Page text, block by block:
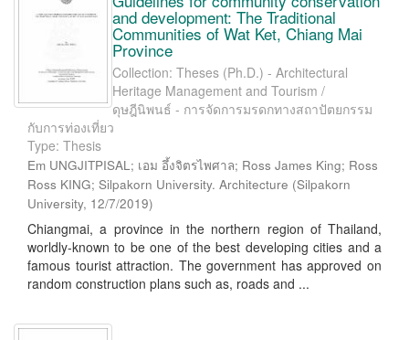
and development: The Traditional
Communities of Wat Ket, Chiang Mai
Province
Collection: Theses (Ph.D.) - Architectural
Heritage Management and Tourism /
ดุษฎีนิพนธ์ - การจัดการมรดกทางสถาปัตยกรรม
กับการท่องเที่ยว
Type: Thesis
Em UNGJITPISAL; เอม อึ้งจิตรไพศาล; Ross James King; Ross
Ross KING; Silpakorn University. Architecture (Silpakorn
University, 12/7/2019)
Chiangmai, a province in the northern region of Thailand,
worldly-known to be one of the best developing cities and a
famous tourist attraction. The government has approved on
random construction plans such as, roads and ...